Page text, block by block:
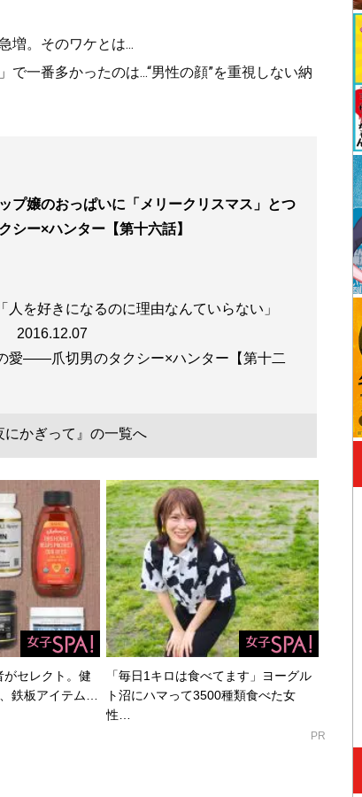
増。そのワケとは...
一番多かったのは...“男性の顔”を重視しない納
プ嬢のおっぱいに「メリークリスマス」とつ
ー×ハンター【第十六話】
を好きになるのに理由なんていらない」
2016.12.07
愛――爪切男のタクシー×ハンター【第十二
にかぎって』の一覧へ
セレクト。健
鉄板アイテム…
「毎日1キロは食べてます」ヨーグル
ト沼にハマって3500種類食べた女
性…
PR